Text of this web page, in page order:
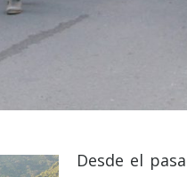
Desde el